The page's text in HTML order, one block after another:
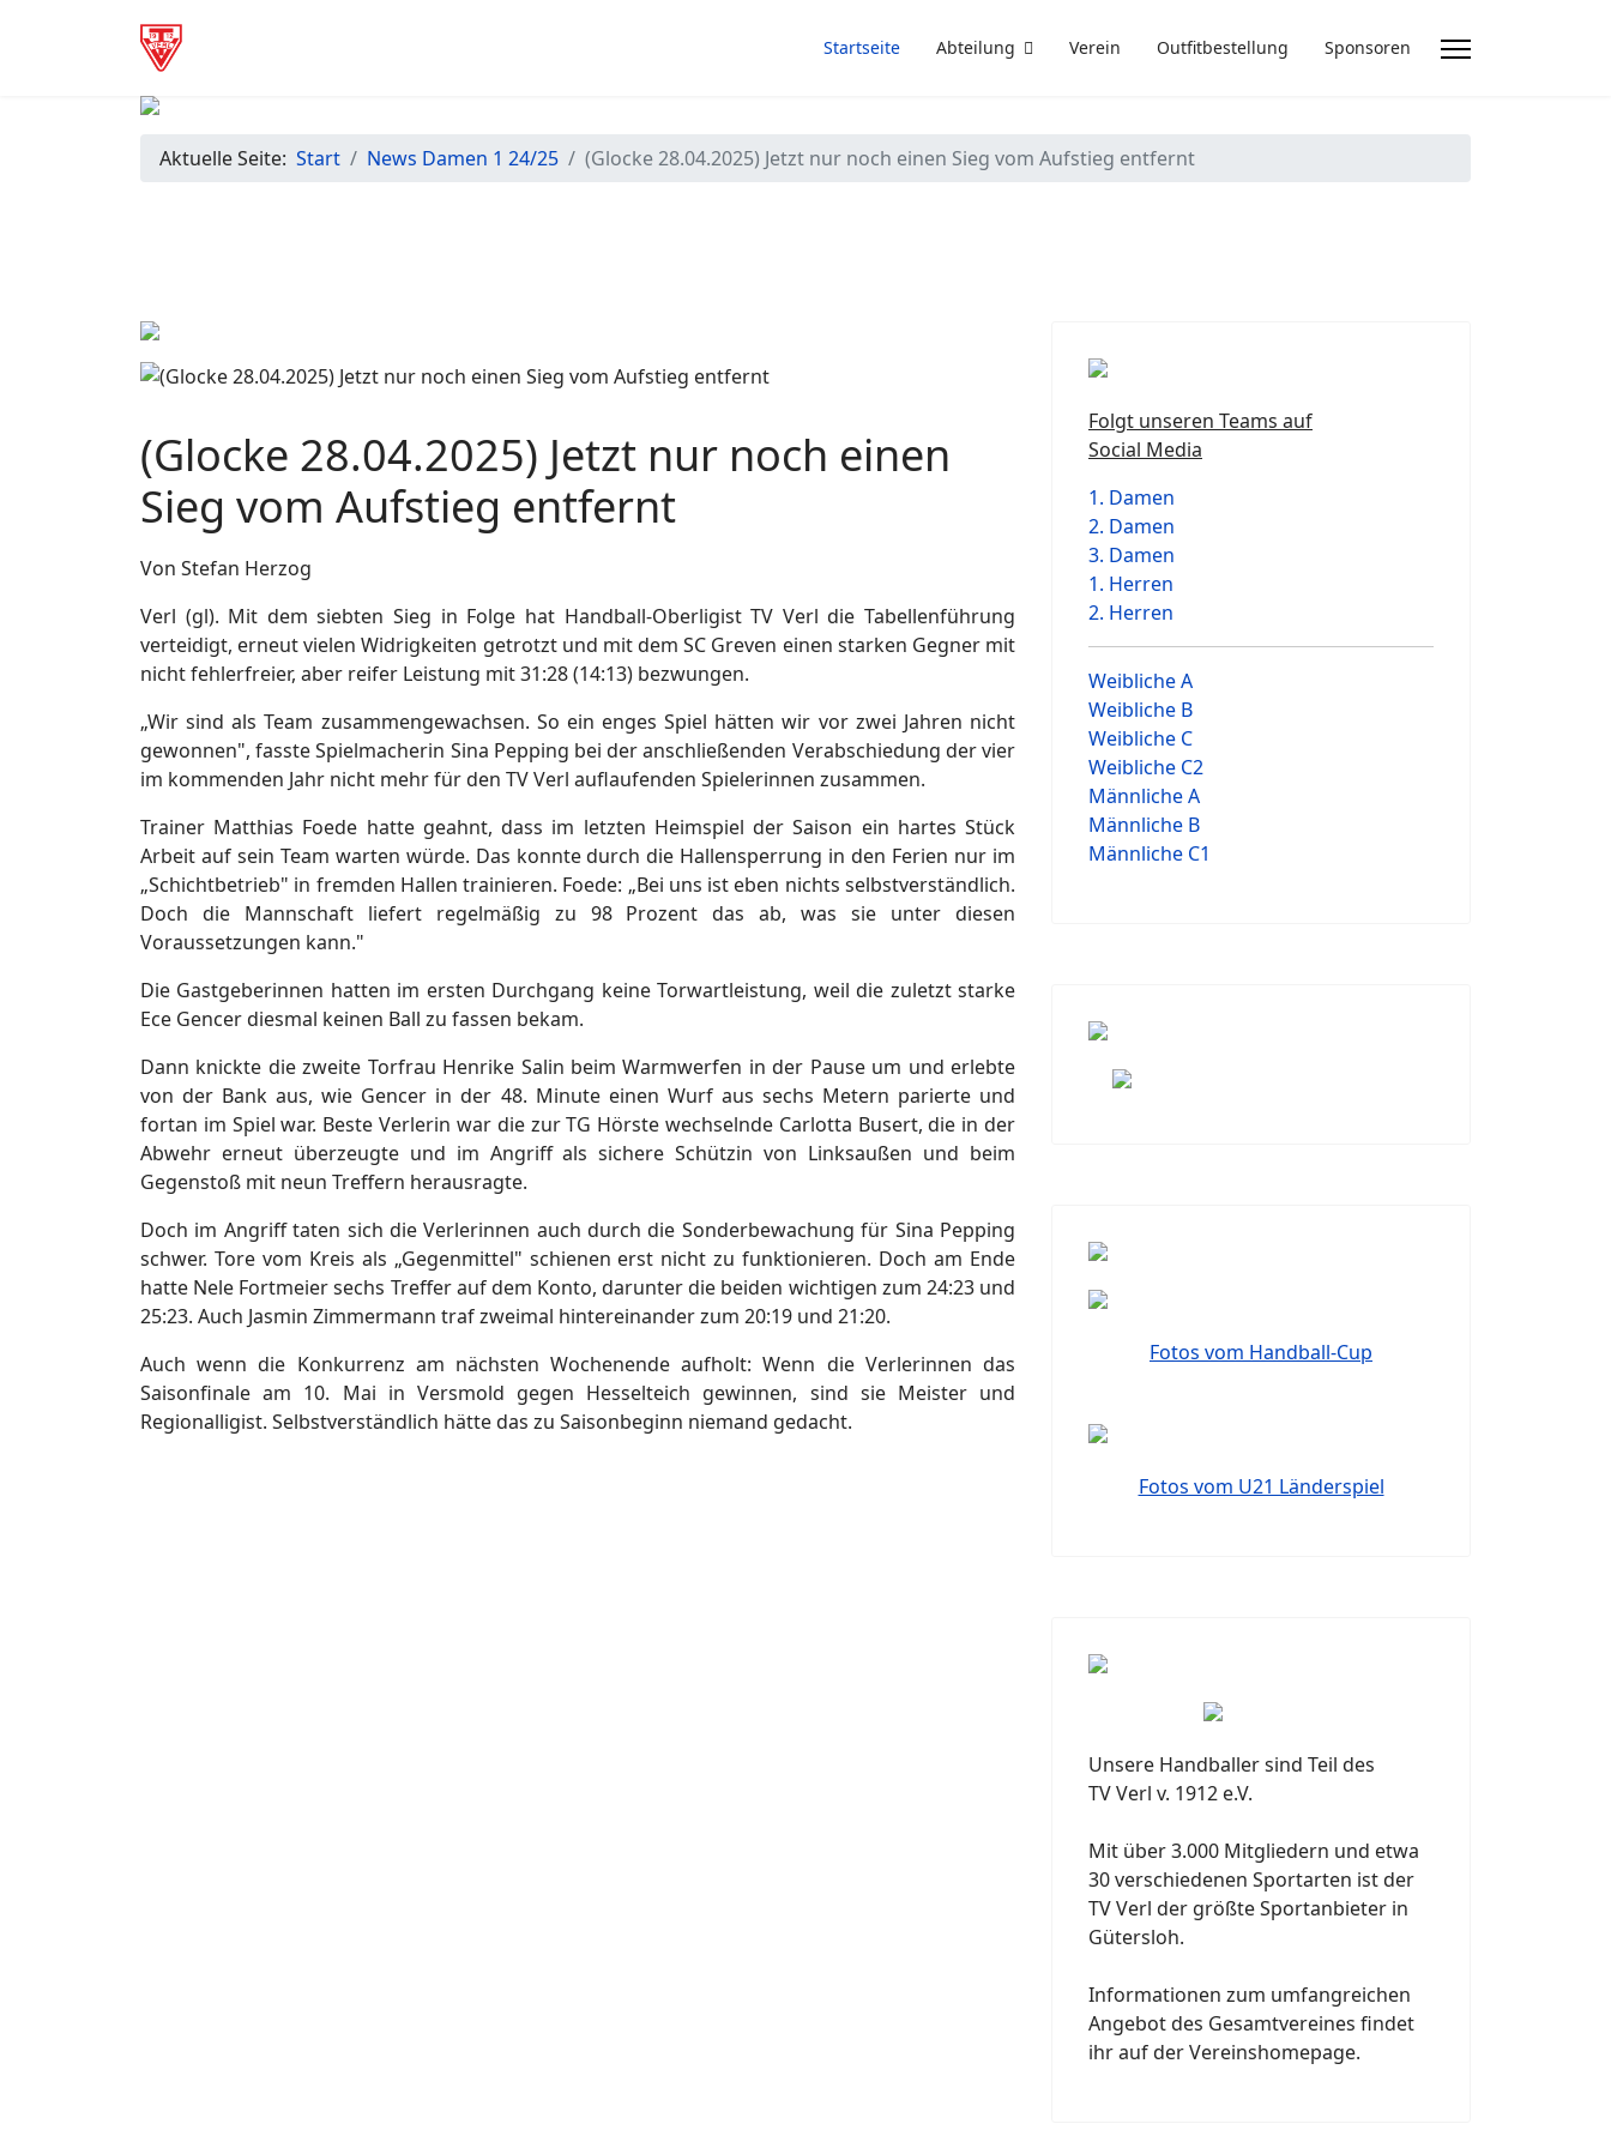
Startseite Abteilung Verein Outfitbestellung Sponsoren
Aktuelle Seite: Start News Damen 1 24/25 (Glocke 28.04.2025) Jetzt nur noch einen Sieg vom Aufstieg entfernt
(Glocke 28.04.2025) Jetzt nur noch einen
Sieg vom Aufstieg entfernt
Von Stefan Herzog
Verl (gl). Mit dem siebten Sieg in Folge hat Handball-Oberligist TV Verl die Tabellenführung
verteidigt, erneut vielen Widrigkeiten getrotzt und mit dem SC Greven einen starken Gegner mit
nicht fehlerfreier, aber reifer Leistung mit 31:28 (14:13) bezwungen.
„Wir sind als Team zusammengewachsen. So ein enges Spiel hätten wir vor zwei Jahren nicht
gewonnen", fasste Spielmacherin Sina Pepping bei der anschließenden Verabschiedung der vier
im kommenden Jahr nicht mehr für den TV Verl auflaufenden Spielerinnen zusammen.
Trainer Matthias Foede hatte geahnt, dass im letzten Heimspiel der Saison ein hartes Stück
Arbeit auf sein Team warten würde. Das konnte durch die Hallensperrung in den Ferien nur im
„Schichtbetrieb" in fremden Hallen trainieren. Foede: „Bei uns ist eben nichts selbstverständlich.
Doch die Mannschaft liefert regelmäßig zu 98 Prozent das ab, was sie unter diesen
Voraussetzungen kann."
Die Gastgeberinnen hatten im ersten Durchgang keine Torwartleistung, weil die zuletzt starke
Ece Gencer diesmal keinen Ball zu fassen bekam.
Dann knickte die zweite Torfrau Henrike Salin beim Warmwerfen in der Pause um und erlebte
von der Bank aus, wie Gencer in der 48. Minute einen Wurf aus sechs Metern parierte und
fortan im Spiel war. Beste Verlerin war die zur TG Hörste wechselnde Carlotta Busert, die in der
Abwehr erneut überzeugte und im Angriff als sichere Schützin von Linksaußen und beim
Gegenstoß mit neun Treffern herausragte.
Doch im Angriff taten sich die Verlerinnen auch durch die Sonderbewachung für Sina Pepping
schwer. Tore vom Kreis als „Gegenmittel" schienen erst nicht zu funktionieren. Doch am Ende
hatte Nele Fortmeier sechs Treffer auf dem Konto, darunter die beiden wichtigen zum 24:23 und
25:23. Auch Jasmin Zimmermann traf zweimal hintereinander zum 20:19 und 21:20.
Auch wenn die Konkurrenz am nächsten Wochenende aufholt: Wenn die Verlerinnen das
Saisonfinale am 10. Mai in Versmold gegen Hesselteich gewinnen, sind sie Meister und
Regionalligist. Selbstverständlich hätte das zu Saisonbeginn niemand gedacht.
Folgt unseren Teams auf
Social Media
1. Damen
2. Damen
3. Damen
1. Herren
2. Herren
Weibliche A
Weibliche B
Weibliche C
Weibliche C2
Männliche A
Männliche B
Männliche C1
Fotos vom Handball-Cup
Fotos vom U21 Länderspiel
Unsere Handballer sind Teil des
TV Verl v. 1912 e.V.
Mit über 3.000 Mitgliedern und etwa
30 verschiedenen Sportarten ist der
TV Verl der größte Sportanbieter in
Gütersloh.
Informationen zum umfangreichen
Angebot des Gesamtvereines findet
ihr auf der Vereinshomepage.